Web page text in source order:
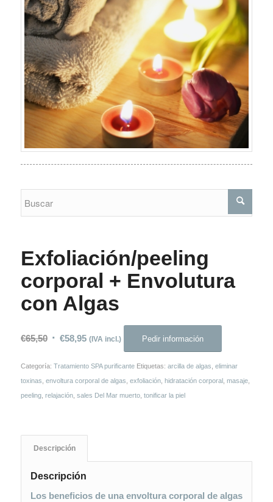
Exfoliación/peeling
corporal + Envolutura
con Algas
€65,50 €58,95 (IVA incl.) Pedir información
Categoría: Tratamiento SPA purificante Etiquetas: arcilla de algas eliminar
toxinas envoltura corporal de algas exfoliación, hidratación corporal, masaje,
peeling, relajación, sales Del Mar muerto, tonificar la piel
Descripción
Descripción
Los beneficios de una envoltura corporal de algas